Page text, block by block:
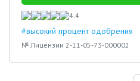
4.4
#высокий процент одобрения
№ Лицензии 2-11-05-73-000002